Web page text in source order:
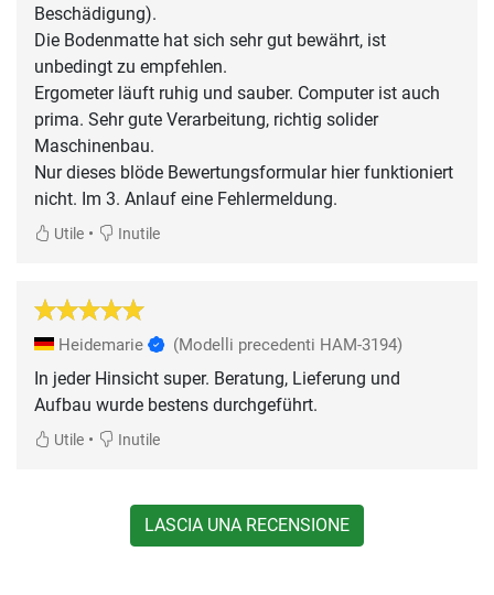
Beschädigung).
Die Bodenmatte hat sich sehr gut bewährt, ist
unbedingt zu empfehlen.
Ergometer läuft ruhig und sauber. Computer ist auch
prima. Sehr gute Verarbeitung, richtig solider
Maschinenbau.
Nur dieses blöde Bewertungsformular hier funktioniert
nicht. Im 3. Anlauf eine Fehlermeldung.
Utile • Inutile
Heidemarie (Modelli precedenti HAM-3194)
In jeder Hinsicht super. Beratung, Lieferung und
Aufbau wurde bestens durchgeführt.
Utile • Inutile
LASCIA UNA RECENSIONE